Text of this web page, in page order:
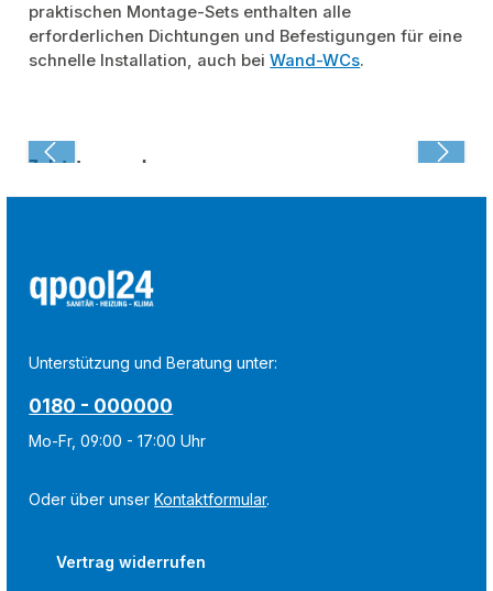
praktischen Montage-Sets enthalten alle
erforderlichen Dichtungen und Befestigungen für eine
schnelle Installation, auch beiWand-WCs.
Zuletzt angesehen:
Unterstützung und Beratung unter:
0180 - 000000
Mo-Fr, 09:00 - 17:00 Uhr
Oder über unserKontaktformular.
Vertrag widerrufen